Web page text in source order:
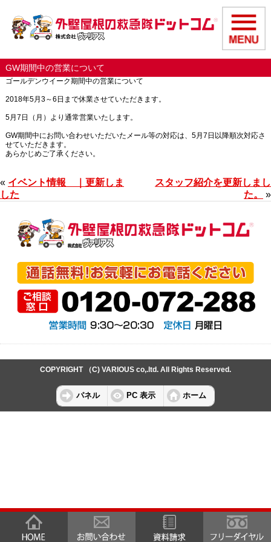
GW期間中の営業について
ゴールデンウイーク期間中の営業について
2018年5月3～6日まで休業させていただきます。
5月7日（月）より通常営業いたします。
GW期間中にお問い合わせいただいたメール等の対応は、5月7日以降順次対応さ
せていただきます。
あらかじめご了承ください。
« イベント情報 ｜更新しま
した
スタッフ紹介を更新しまし
た。
»
COPYRIGHT （C) VARIOUS co,.ltd. All Rights Reserved.
パネル PC 表示 ホーム